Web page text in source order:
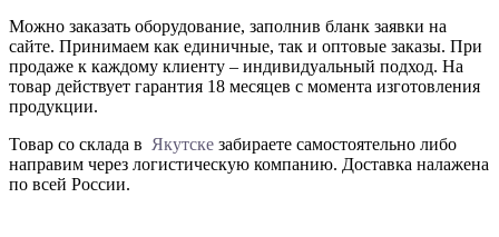
Можно заказать оборудование, заполнив бланк заявки на
сайте. Принимаем как единичные, так и оптовые заказы. При
продаже к каждому клиенту – индивидуальный подход. На
товар действует гарантия 18 месяцев с момента изготовления
продукции.
Товар со склада в Якутске забираете самостоятельно либо
направим через логистическую компанию. Доставка налажена
по всей России.